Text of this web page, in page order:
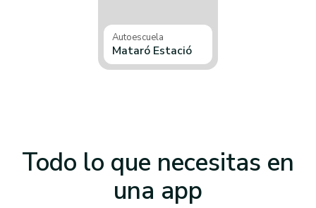
Autoescuela
Mataró Estació
Todo lo que necesitas en
una app